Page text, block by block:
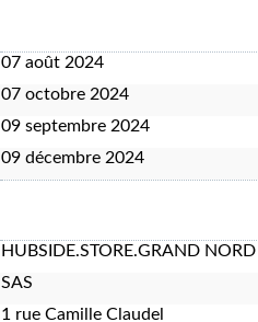
07 août 2024
07 octobre 2024
09 septembre 2024
09 décembre 2024
HUBSIDE.STORE.GRAND NORD
SAS
1 rue Camille Claudel